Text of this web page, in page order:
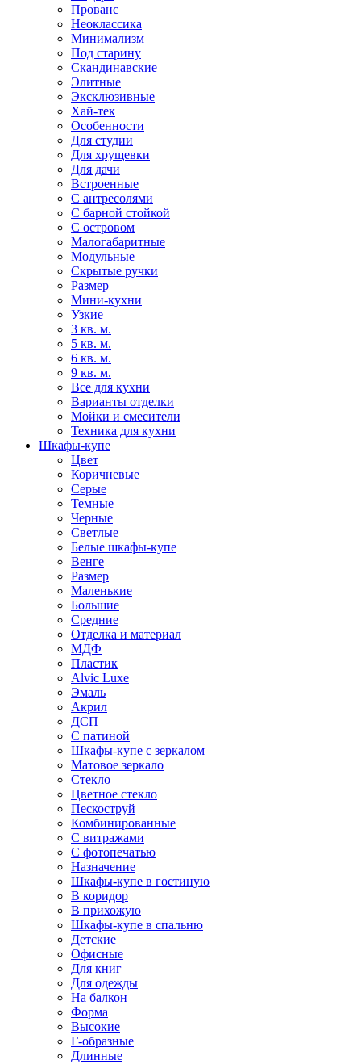
Прованс
Неоклассика
Минимализм
Под старину
Скандинавские
Элитные
Эксклюзивные
Хай-тек
Особенности
Для студии
Для хрущевки
Для дачи
Встроенные
С антресолями
С барной стойкой
С островом
Малогабаритные
Модульные
Скрытые ручки
Размер
Мини-кухни
Узкие
3 кв. м.
5 кв. м.
6 кв. м.
9 кв. м.
Все для кухни
Варианты отделки
Мойки и смесители
Техника для кухни
Шкафы-купе
Цвет
Коричневые
Серые
Темные
Черные
Светлые
Белые шкафы-купе
Венге
Размер
Маленькие
Большие
Средние
Отделка и материал
МДФ
Пластик
Alvic Luxe
Эмаль
Акрил
ДСП
С патиной
Шкафы-купе с зеркалом
Матовое зеркало
Стекло
Цветное стекло
Пескоструй
Комбинированные
С витражами
С фотопечатью
Назначение
Шкафы-купе в гостиную
В коридор
В прихожую
Шкафы-купе в спальню
Детские
Офисные
Для книг
Для одежды
На балкон
Форма
Высокие
Г-образные
Длинные